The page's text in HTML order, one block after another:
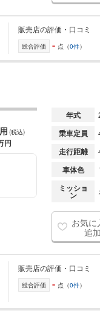
販売店の評価・口コミ
総合評価 - 点（0件）
(税込)
円
年式
乗車定員
走行距離
車体色
ミッショ
ン
お気に
追加
販売店の評価・口コミ
総合評価 - 点（0件）